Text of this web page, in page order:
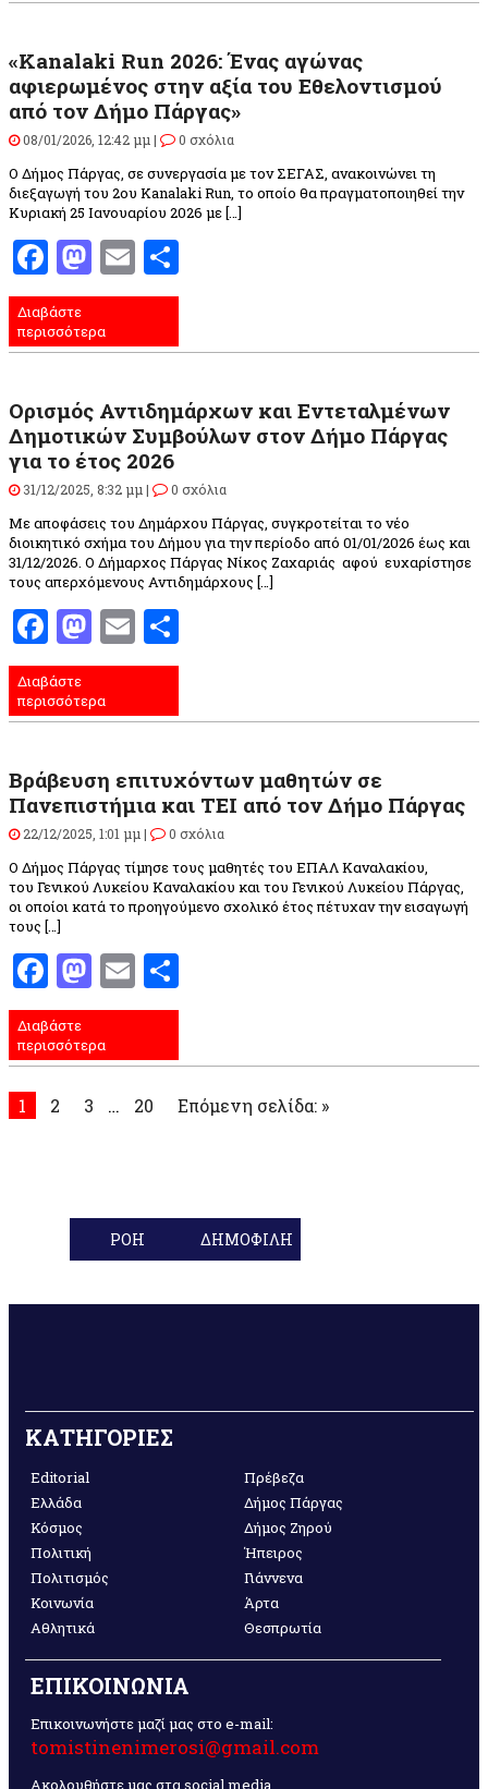
«Kanalaki Run 2026: Ένας αγώνας
αφιερωμένος στην αξία του Εθελοντισμού
από τον Δήμο Πάργας»
08/01/2026, 12:42 μμ | 0 σχόλια
Ο Δήμος Πάργας, σε συνεργασία με τον ΣΕΓΑΣ, ανακοινώνει τη
διεξαγωγή του 2ου Kanalaki Run, το οποίο θα πραγματοποιηθεί την
Κυριακή 25 Ιανουαρίου 2026 με […]
Facebook
Mastodon
Email
Διαβάστε
περισσότερα
Ορισμός Αντιδημάρχων και Εντεταλμένων
Δημοτικών Συμβούλων στον Δήμο Πάργας
για το έτος 2026
31/12/2025, 8:32 μμ | 0 σχόλια
Με αποφάσεις του Δημάρχου Πάργας, συγκροτείται το νέο
διοικητικό σχήμα του Δήμου για την περίοδο από 01/01/2026 έως και
31/12/2026. Ο Δήμαρχος Πάργας Νίκος Ζαχαριάς αφού ευχαρίστησε
τους απερχόμενους Αντιδημάρχους […]
Facebook
Mastodon
Email
Διαβάστε
περισσότερα
Βράβευση επιτυχόντων μαθητών σε
Πανεπιστήμια και ΤΕΙ από τον Δήμο Πάργας
22/12/2025, 1:01 μμ | 0 σχόλια
Ο Δήμος Πάργας τίμησε τους μαθητές του ΕΠΑΛ Καναλακίου,
του Γενικού Λυκείου Καναλακίου και του Γενικού Λυκείου Πάργας,
οι οποίοι κατά το προηγούμενο σχολικό έτος πέτυχαν την εισαγωγή
τους […]
Facebook
Mastodon
Email
Διαβάστε
περισσότερα
1 2 3 … 20 Επόμενη σελίδα: »
ΡΟΗ ΔΗΜΟΦΙΛΗ
ΚΑΤΗΓΟΡΙΕΣ
Editorial
Ελλάδα
Κόσμος
Πολιτική
Πολιτισμός
Κοινωνία
Αθλητικά
Πρέβεζα
Δήμος Πάργας
Δήμος Ζηρού
Ήπειρος
Γιάννενα
Άρτα
Θεσπρωτία
ΕΠΙΚΟΙΝΩΝΙΑ
Επικοινωνήστε μαζί μας στο e-mail:
tomistinenimerosi@gmail.com
Ακολουθήστε μας στα social media